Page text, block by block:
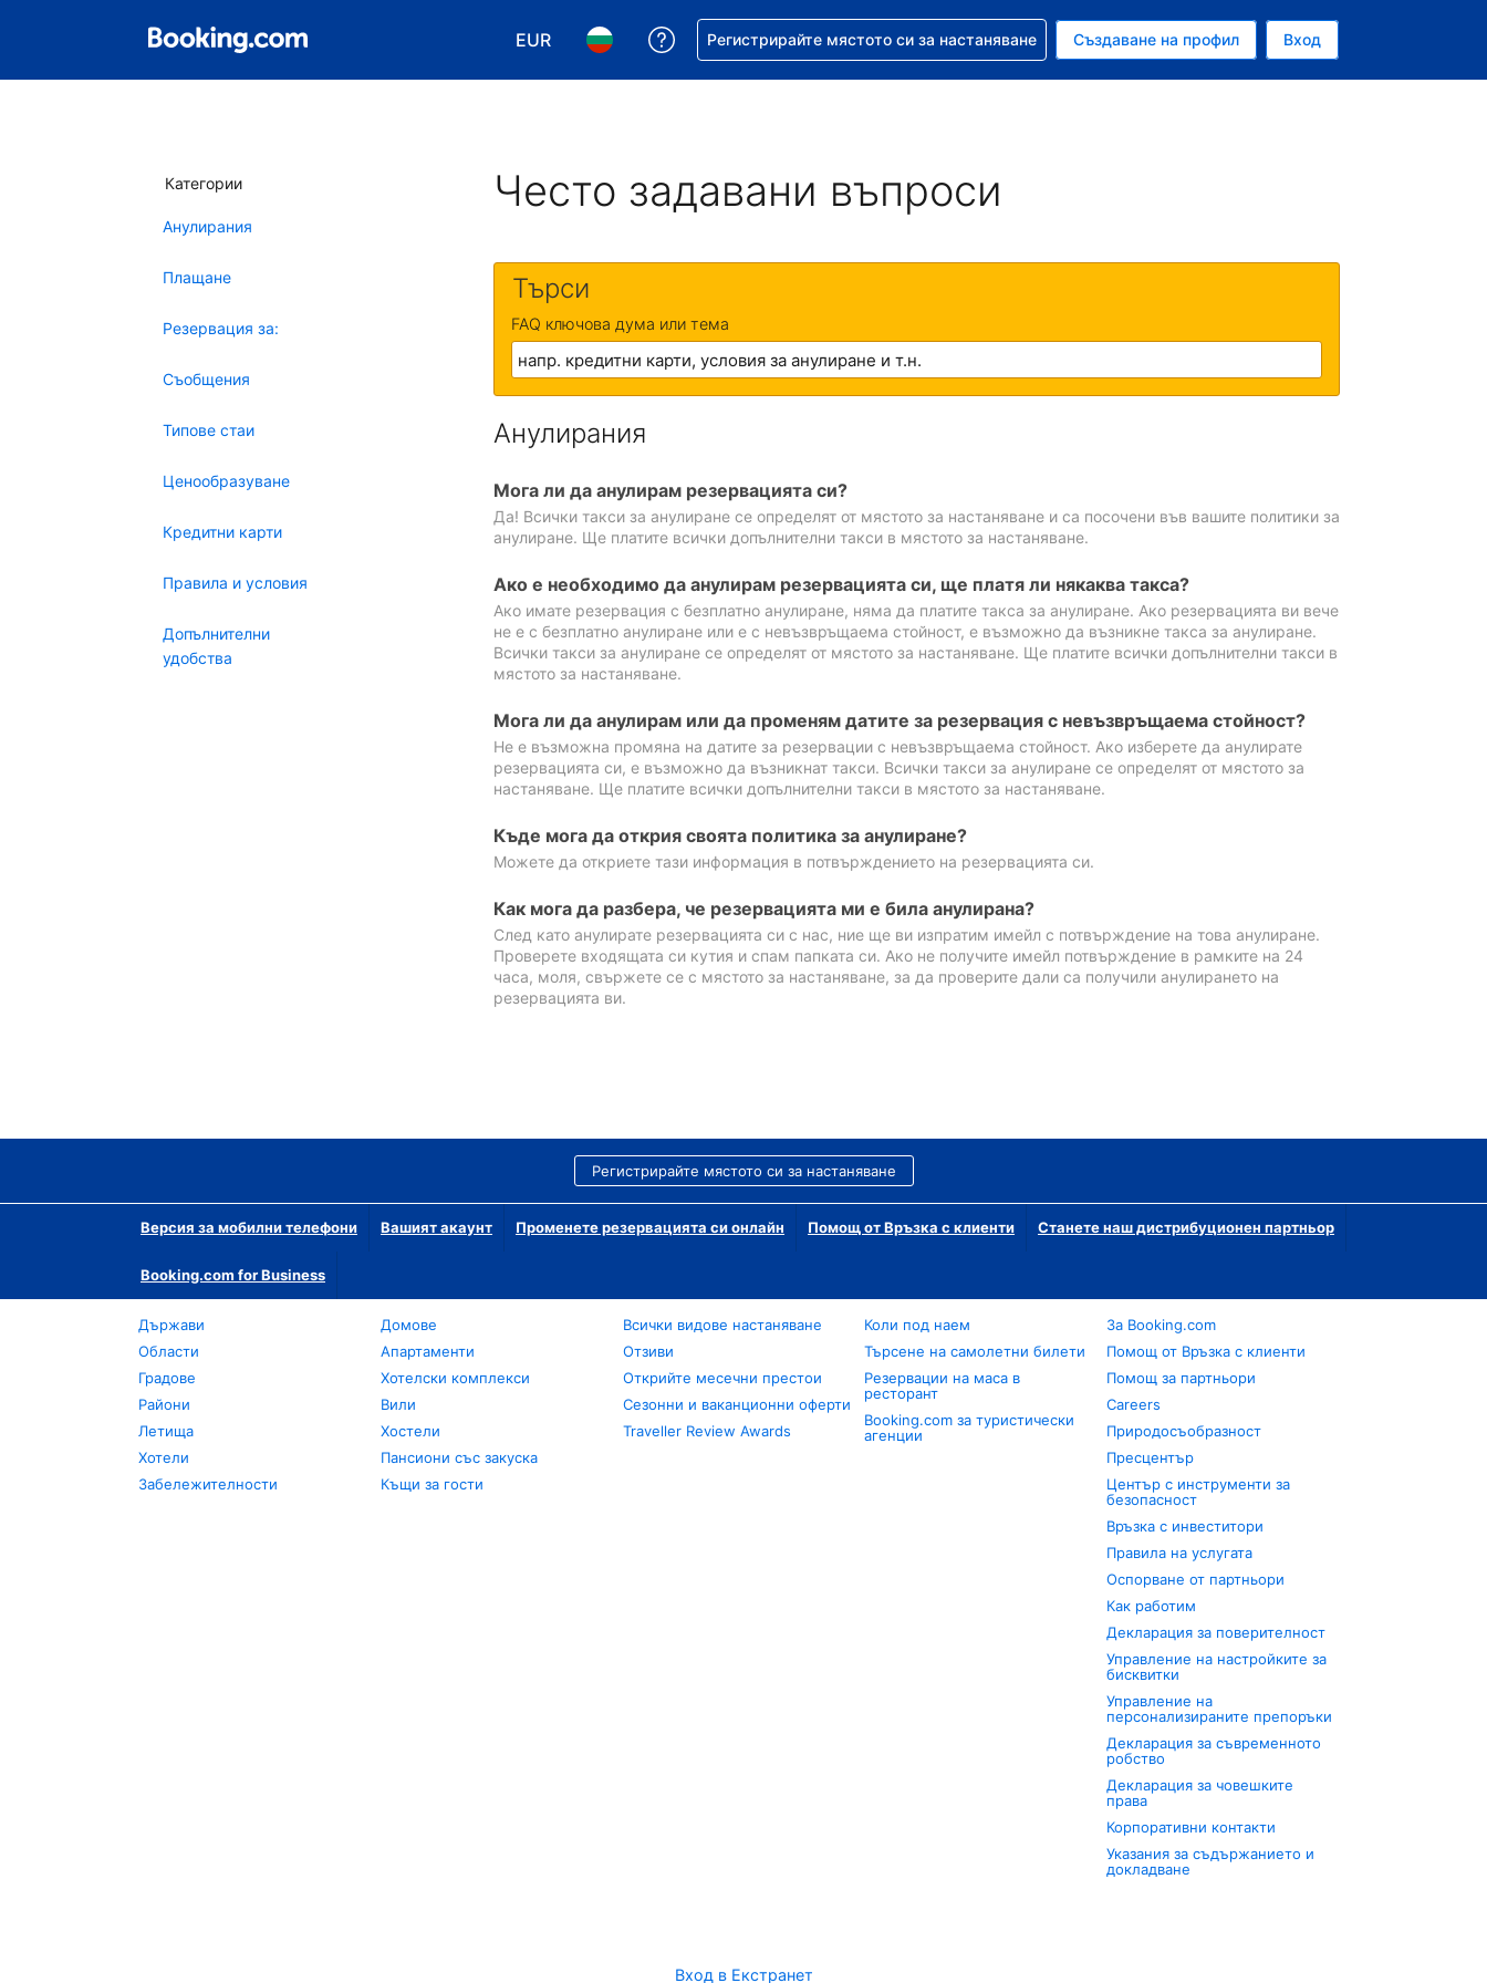
EUR
Избор на валута. Избрана валута - Евро
Избор на език. Избран език - Български
Помощ с резервацията ви
Регистрирайте мястото си за настаняване Създаване на профил Вход
Категории
Анулирания
Плащане
Резервация за:
Съобщения
Типове стаи
Ценообразуване
Кредитни карти
Правила и условия
Допълнителни
удобства
Често задавани въпроси
Търси
FAQ ключова дума или тема
Анулирания
Мога ли да анулирам резервацията си?
Да! Всички такси за анулиране се определят от мястото за настаняване и са посочени във вашите политики за
анулиране. Ще платите всички допълнителни такси в мястото за настаняване.
Ако е необходимо да анулирам резервацията си, ще платя ли някаква такса?
Ако имате резервация с безплатно анулиране, няма да платите такса за анулиране. Ако резервацията ви вече
не е с безплатно анулиране или е с невъзвръщаема стойност, е възможно да възникне такса за анулиране.
Всички такси за анулиране се определят от мястото за настаняване. Ще платите всички допълнителни такси в
мястото за настаняване.
Мога ли да анулирам или да променям датите за резервация с невъзвръщаема стойност?
Не е възможна промяна на датите за резервации с невъзвръщаема стойност. Ако изберете да анулирате
резервацията си, е възможно да възникнат такси. Всички такси за анулиране се определят от мястото за
настаняване. Ще платите всички допълнителни такси в мястото за настаняване.
Къде мога да открия своята политика за анулиране?
Можете да откриете тази информация в потвърждението на резервацията си.
Как мога да разбера, че резервацията ми е била анулирана?
След като анулирате резервацията си с нас, ние ще ви изпратим имейл с потвърждение на това анулиране.
Проверете входящата си кутия и спам папката си. Ако не получите имейл потвърждение в рамките на 24
часа, моля, свържете се с мястото за настаняване, за да проверите дали са получили анулирането на
резервацията ви.
Регистрирайте мястото си за настаняване
Версия за мобилни телефони Вашият акаунт Променете резервацията си онлайн Помощ от Връзка с клиенти Станете наш дистрибуционен партньор
Booking.com for Business
Държави
Области
Градове
Райони
Летища
Хотели
Забележителности
Домове
Апартаменти
Хотелски комплекси
Вили
Хостели
Пансиони със закуска
Къщи за гости
Всички видове настаняване
Отзиви
Открийте месечни престои
Сезонни и ваканционни оферти
Traveller Review Awards
Коли под наем
Търсене на самолетни билети
Резервации на маса в
ресторант
Booking.com за туристически
агенции
За Booking.com
Помощ от Връзка с клиенти
Помощ за партньори
Careers
Природосъобразност
Пресцентър
Център с инструменти за
безопасност
Връзка с инвеститори
Правила на услугата
Оспорване от партньори
Как работим
Декларация за поверителност
Управление на настройките за
бисквитки
Управление на
персонализираните препоръки
Декларация за съвременното
робство
Декларация за човешките
права
Корпоративни контакти
Указания за съдържанието и
докладване
Вход в Екстранет